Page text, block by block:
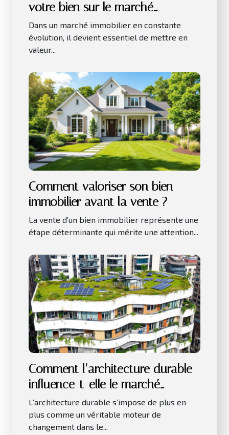
votre bien sur le marché
immobilier actuel ?
Dans un marché immobilier en constante
évolution, il devient essentiel de mettre en
valeur...
Comment valoriser son bien
immobilier avant la vente ?
La vente d’un bien immobilier représente une
étape déterminante qui mérite une attention...
Comment l’architecture durable
influence-t-elle le marché
immobilier ?
L’architecture durable s’impose de plus en
plus comme un véritable moteur de
changement dans le...